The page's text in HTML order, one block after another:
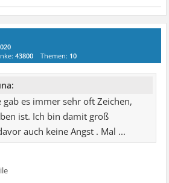
43800 Themen: 10
es immer sehr oft Zeichen,
ist. Ich bin damit groß
auch keine Angst . Mal ...